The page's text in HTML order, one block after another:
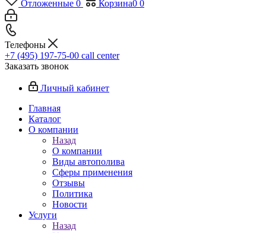
Отложенные 0 Корзина0 0
Телефоны
+7 (495) 197-75-00 call center
Заказать звонок
Личный кабинет
Главная
Каталог
О компании
Назад
О компании
Виды автополива
Сферы применения
Отзывы
Политика
Новости
Услуги
Назад